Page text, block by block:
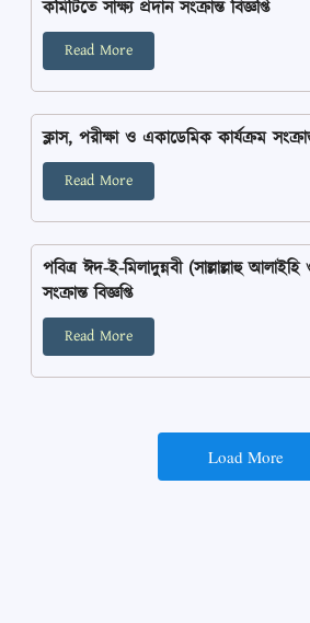
কমিটিতে সাক্ষ্য প্রদান সংক্রান্ত বিজ্ঞপ্তি
Read More
ক্লাস, পরীক্ষা ও একাডেমিক কার্যক্রম
Read More
পবিত্র ঈদ-ই-মিলাদুন্নবী (সাল্লাল্লাহু
সংক্রান্ত বিজ্ঞপ্তি
Read More
Load More